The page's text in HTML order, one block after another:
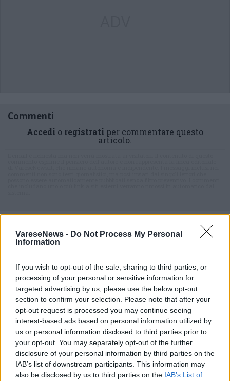
VareseNews - Do Not Process My Personal
Information
If you wish to opt-out of the sale, sharing to third parties, or
processing of your personal or sensitive information for
targeted advertising by us, please use the below opt-out
section to confirm your selection. Please note that after your
opt-out request is processed you may continue seeing
interest-based ads based on personal information utilized by
us or personal information disclosed to third parties prior to
your opt-out. You may separately opt-out of the further
disclosure of your personal information by third parties on the
IAB’s list of downstream participants. This information may
also be disclosed by us to third parties on the IAB’s List of
Commenti
Accedi o registrati per commentare questo
articolo.
ADV